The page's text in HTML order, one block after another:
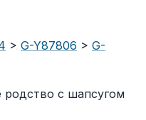
> G-Y87806 > G-
родство с шапсугом